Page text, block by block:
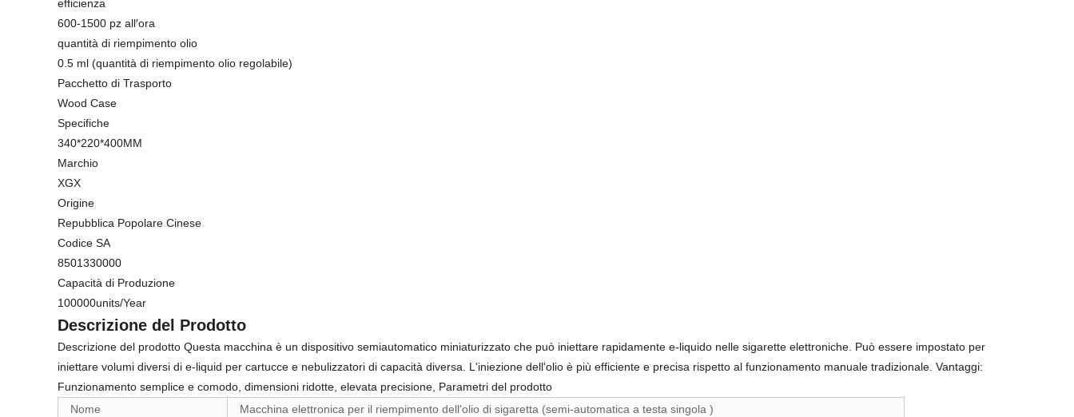
efficienza
600-1500 pz all′ora
quantità di riempimento olio
0.5 ml (quantità di riempimento olio regolabile)
Pacchetto di Trasporto
Wood Case
Specifiche
340*220*400MM
Marchio
XGX
Origine
Repubblica Popolare Cinese
Codice SA
8501330000
Capacità di Produzione
100000units/Year
Descrizione del Prodotto
Descrizione del prodotto Questa macchina è un dispositivo semiautomatico miniaturizzato che può iniettare rapidamente e-liquido nelle sigarette elettroniche. Può essere impostato per
iniettare volumi diversi di e-liquid per cartucce e nebulizzatori di capacità diversa. L'iniezione dell'olio è più efficiente e precisa rispetto al funzionamento manuale tradizionale. Vantaggi:
Funzionamento semplice e comodo, dimensioni ridotte, elevata precisione, Parametri del prodotto
Nome
Macchina elettronica per il riempimento dell'olio di sigaretta (semi-automatica a testa singola )